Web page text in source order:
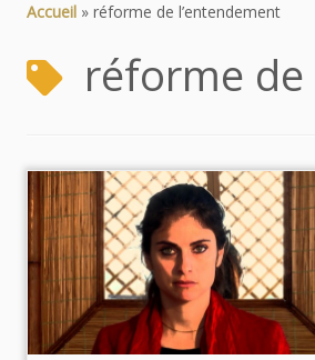
Accueil » réforme de l’entendement
réforme de